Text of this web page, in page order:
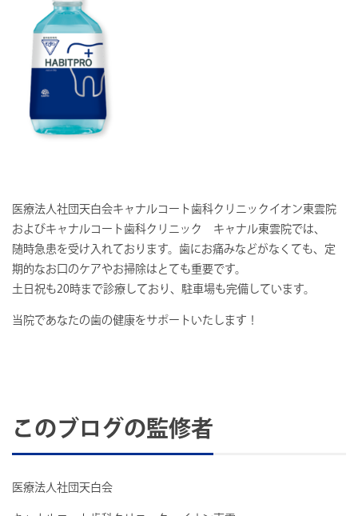
医療法人社団天白会キャナルコート歯科クリニックイオン東雲院
およびキャナルコート歯科クリニック キャナル東雲院では、
随時急患を受け入れております。歯にお痛みなどがなくても、定
期的なお口のケアやお掃除はとても重要です。
土日祝も20時まで診療しており、駐車場も完備しています。
当院であなたの歯の健康をサポートいたします！
このブログの監修者
医療法人社団天白会